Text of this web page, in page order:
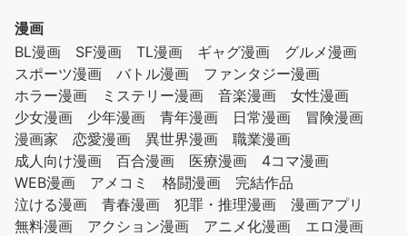
漫画
BL漫画
SF漫画 TL漫画 ギャグ漫画
グルメ漫画
スポーツ漫画
バトル漫画
ファンタジー漫画
ホラー漫画
ミステリー漫画 音楽漫画
女性漫画
少女漫画
少年漫画 青年漫画 日常漫画
冒険漫画
漫画家
恋愛漫画 異世界漫画
職業漫画
成人向け漫画
百合漫画 医療漫画
4コマ漫画
WEB漫画
アメコミ 格闘漫画
完結作品
泣ける漫画
青春漫画 犯罪・推理漫画
漫画アプリ
無料漫画
アクション漫画 アニメ化漫画
エロ漫画